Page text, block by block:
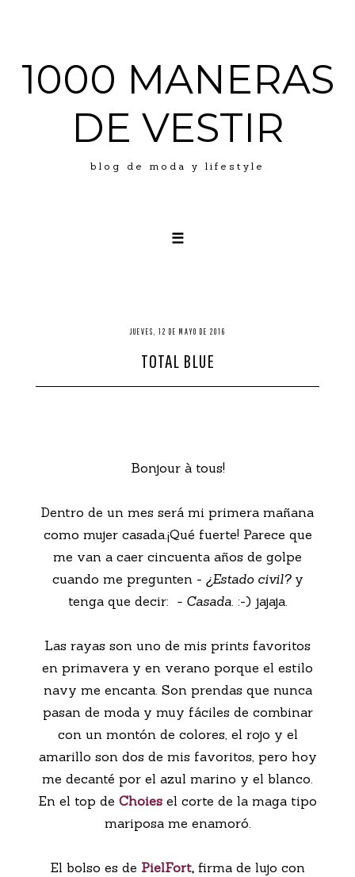
1000 MANERAS
DE VESTIR
blog de moda y lifestyle
☰
PRESS
CONTACTO
JUEVES, 12 DE MAYO DE 2016
TOTAL BLUE
Bonjour à tous!
Dentro de un mes será mi primera mañana
como mujer casada.¡Qué fuerte! Parece que
me van a caer cincuenta años de golpe
cuando me pregunten - ¿Estado civil?y
tenga que decir: - Casada. :-) jajaja.
Las rayas son uno de mis prints favoritos
en primavera y en verano porque el estilo
navy me encanta. Son prendas que nunca
pasan de moda y muy fáciles de combinar
con un montón de colores, el rojo y el
amarillo son dos de mis favoritos, pero hoy
me decanté por el azul marino y el blanco.
En el top de Choies el corte de la maga tipo
mariposa me enamoró.
El bolso es de PielFort, firma de lujo con